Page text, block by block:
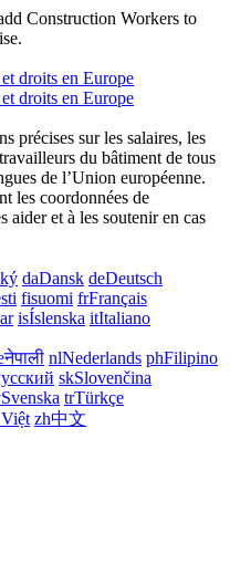
Construction Workers to
précises sur les salaires, les
du bâtiment de tous
de l’Union européenne.
les coordonnées de
aider et à les soutenir en cas
daDansk deDeutsch
fisuomi frFrançais
isÍslenska itItaliano
नेपाली nlNederlands phFilipino
skSlovenčina
Svenska trTürkçe
zh中文